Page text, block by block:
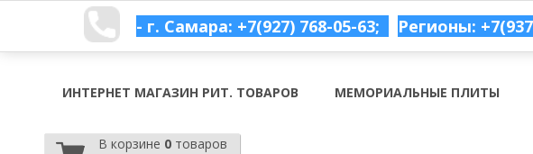
- г. Самара: +7(927) 768-05-63; Регионы:
ИНТЕРНЕТ МАГАЗИН РИТ. ТОВАРОВ МЕМОРИАЛЬНЫЕ ПЛИТЫ
В корзине 0товаров